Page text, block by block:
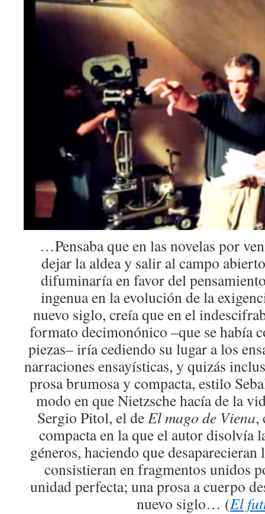
…Pensaba que en las novelas por
dejar la aldea y salir al campo
difuminaría en favor del
ingenua en la evolución de la
nuevo siglo, creía que en el
formato decimonónico –que se había
piezas– iría cediendo su lugar a los
narraciones ensayísticas, y quizás
prosa brumosa y compacta, estilo
modo en que Nietzsche hacía de la
Sergio Pitol, el deEl mago de Viena,
compacta en la que el autor disolvía
géneros, haciendo que
consistieran en fragmentos unidos
unidad perfecta; una prosa a cuerpo
nuevo siglo… (El